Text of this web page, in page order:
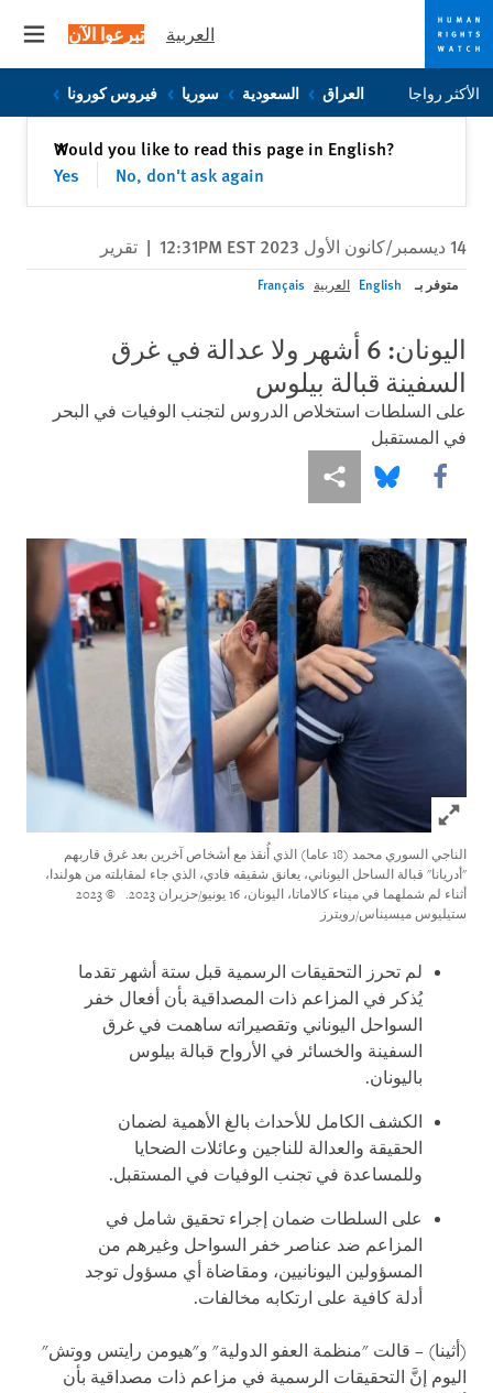
Skip
to
Skip
to
العربية تبرعوا الآن
الأكثر رواجا العراق السعودية سوريا فيروس كورونا
Would you like to read this page in English?
Yes
No, don't ask again
✕إغلاق
14 ديسمبر/كانون الأول 2023 12:31PM EST | تقرير
متوفر بـ English العربية Français
اليونان: 6 أشهر ولا عدالة في غرق
السفينة قبالة بيلوس
على السلطات استخلاص الدروس لتجنب الوفيات في البحر
في المستقبل
Share this via Facebook
Share this via Bluesky
Share this via مشاركة
Click to expand Image
الناجي السوري محمد (18 عاما) الذي أُنقذ مع أشخاص آخرين بعد غرق قاربهم
"أدريانا" قبالة الساحل اليوناني، يعانق شقيقه فادي، الذي جاء لمقابلته من هولندا،
أثناء لم شملهما في ميناء كالاماتا، اليونان، 16 يونيو/حزيران 2023.
© 2023
ستيليوس ميسيناس/رويترز
لم تحرز التحقيقات الرسمية قبل ستة أشهر تقدما
يُذكر في المزاعم ذات المصداقية بأن أفعال خفر
السواحل اليوناني وتقصيراته ساهمت في غرق
السفينة والخسائر في الأرواح قبالة بيلوس
باليونان.
الكشف الكامل للأحداث بالغ الأهمية لضمان
الحقيقة والعدالة للناجين وعائلات الضحايا
وللمساعدة في تجنب الوفيات في المستقبل.
على السلطات ضمان إجراء تحقيق شامل في
المزاعم ضد عناصر خفر السواحل وغيرهم من
المسؤولين اليونانيين، ومقاضاة أي مسؤول توجد
أدلة كافية على ارتكابه مخالفات.
(أثينا) – قالت "منظمة العفو الدولية" و"هيومن رايتس ووتش"
اليوم إنَّ التحقيقات الرسمية في مزاعم ذات مصداقية بأن